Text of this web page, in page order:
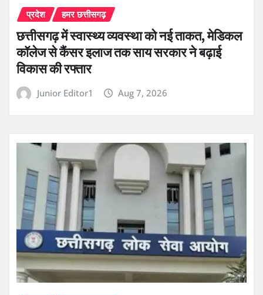
प्रदेश हमर छत्तीसगढ़
छत्तीसगढ़ में स्वास्थ्य व्यवस्था को नई ताकत, मेडिकल
कॉलेज से कैंसर इलाज तक साय सरकार ने बढ़ाई
विकास की रफ्तार
Junior Editor1 Aug 7, 2026